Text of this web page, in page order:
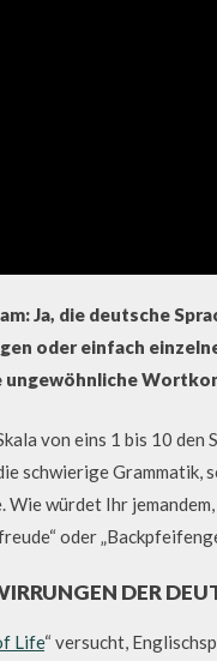
Ja, die deutsche
oder einfach
ungewöhnliche
von eins 1 bis 10
schwierige Grammatik,
Wie würdet Ihr
oder
DER
Life“ versucht,